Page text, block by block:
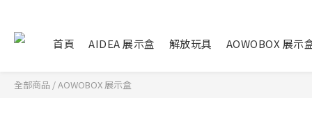
首頁 AIDEA 展示盒 解放玩具 AOWOBOX 展示
全部商品 /AOWOBOX 展示盒